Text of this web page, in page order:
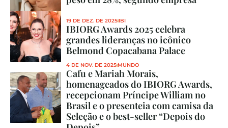
19 DE DEZ. DE 2025 IBI
IBIORG Awards 2025 celebra
grandes lideranças no icônico
Belmond Copacabana Palace
4 DE NOV. DE 2025 MUNDO
Cafu e Mariah Morais,
homenageados do IBIORG Awards,
recepcionam Príncipe William no
Brasil e o presenteia com camisa da
Seleção e o best-seller “Depois do